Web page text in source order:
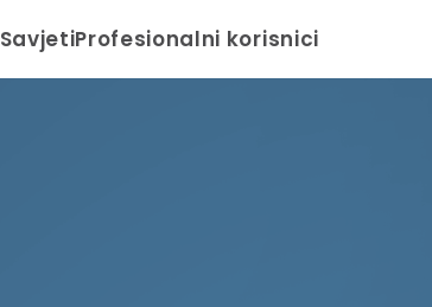
SavjetiProfesionalni korisnici